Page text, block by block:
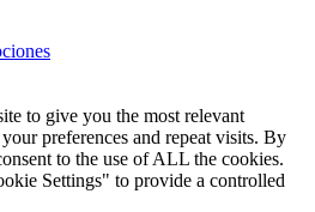
to give you the most relevant
preferences and repeat visits. By
to the use of ALL the cookies.
Settings" to provide a controlled